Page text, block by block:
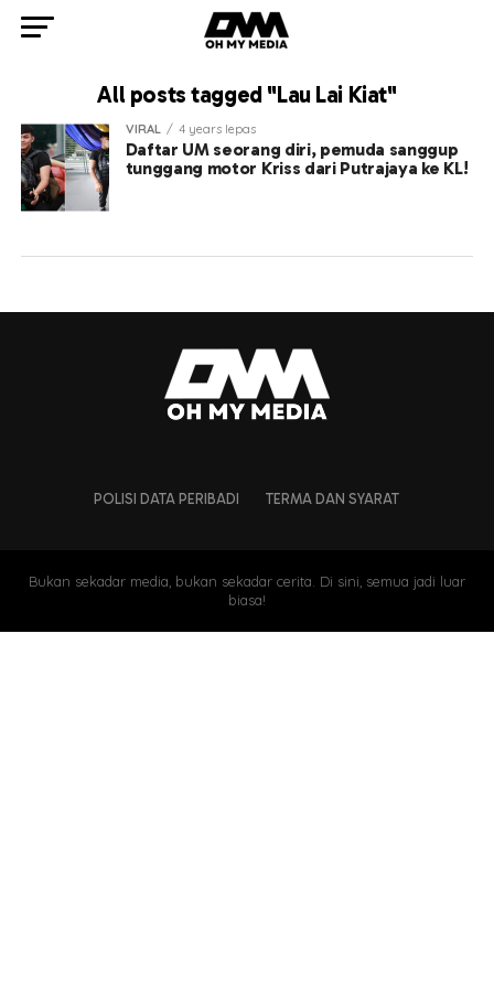
All posts tagged "Lau Lai Kiat"
VIRAL 4 years lepas
Daftar UM seorang diri, pemuda sanggup
tunggang motor Kriss dari Putrajaya ke KL!
POLISI DATA PERIBADI TERMA DAN SYARAT
Bukan sekadar media, bukan sekadar cerita. Di sini, semua jadi luar
biasa!